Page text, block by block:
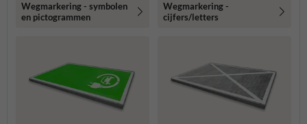
Wegmarkering - symbolen
en pictogrammen
Wegmarkering -
cijfers/letters